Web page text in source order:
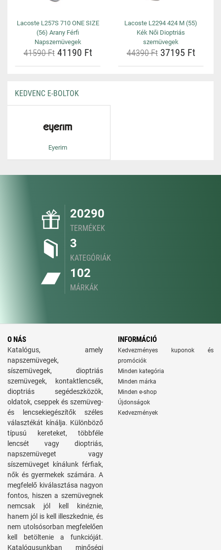
Lacoste L257S 710 ONE SIZE
(56) Arany Férfi
Napszemüvegek
41590 Ft41190 Ft
Lacoste L2294 424 M (55)
Kék Női Dioptriás
szemüvegek
44390 Ft37195 Ft
KEDVENC E-BOLTOK
Eyerim
20290
TERMÉKEK
3
KATEGÓRIÁK
102
MÁRKÁK
O NÁS
Katalógus, amely
napszemüvegek,
síszemüvegek, dioptriás
szemüvegek, kontaktlencsék,
dioptriás segédeszközök,
oldatok, cseppek és szemüveg-
és lencsekiegészítők széles
választékát kínálja. Különböző
típusú kereteket, többféle
lencsét vagy dioptriás,
napszemüveget vagy
síszemüveget kínálunk férfiak,
nők és gyermekek számára. A
megfelelő kiválasztása nagyon
fontos, hiszen a szemüvegnek
nemcsak jól kell kinéznie,
hanem jól is kell illeszkednie, és
nem utolsósorban megfelelően
kell betöltenie a funkcióját.
Katalógusunkban minőségi
INFORMÁCIÓ
Kedvezményes kuponok és
promóciók
Minden kategória
Minden márka
Minden e-shop
Újdonságok
Kedvezmények